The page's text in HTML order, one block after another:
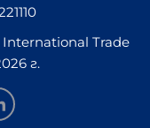
Trade
г.